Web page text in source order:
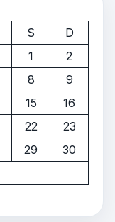
S
D
1
2
8
9
15
16
22
23
29
30